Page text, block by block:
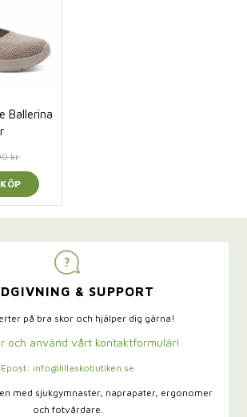
Ballerina
kr
KÖP
& SUPPORT
på bra skor och hjälper dig gärna!
och använd vårt kontaktformulär!
Epost: info@lillaskobutiken.se
med sjukgymnaster, naprapater, ergonomer
och fotvårdare.